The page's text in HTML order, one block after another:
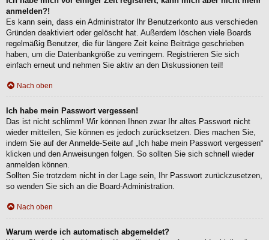
anmelden?!
Es kann sein, dass ein Administrator Ihr Benutzerkonto aus verschieden
Gründen deaktiviert oder gelöscht hat. Außerdem löschen viele Boards
regelmäßig Benutzer, die für längere Zeit keine Beiträge geschrieben
haben, um die Datenbankgröße zu verringern. Registrieren Sie sich
einfach erneut und nehmen Sie aktiv an den Diskussionen teil!
Nach oben
Ich habe mein Passwort vergessen!
Das ist nicht schlimm! Wir können Ihnen zwar Ihr altes Passwort nicht
wieder mitteilen, Sie können es jedoch zurücksetzen. Dies machen Sie,
indem Sie auf der Anmelde-Seite auf „Ich habe mein Passwort vergessen“
klicken und den Anweisungen folgen. So sollten Sie sich schnell wieder
anmelden können.
Sollten Sie trotzdem nicht in der Lage sein, Ihr Passwort zurückzusetzen,
so wenden Sie sich an die Board-Administration.
Nach oben
Warum werde ich automatisch abgemeldet?